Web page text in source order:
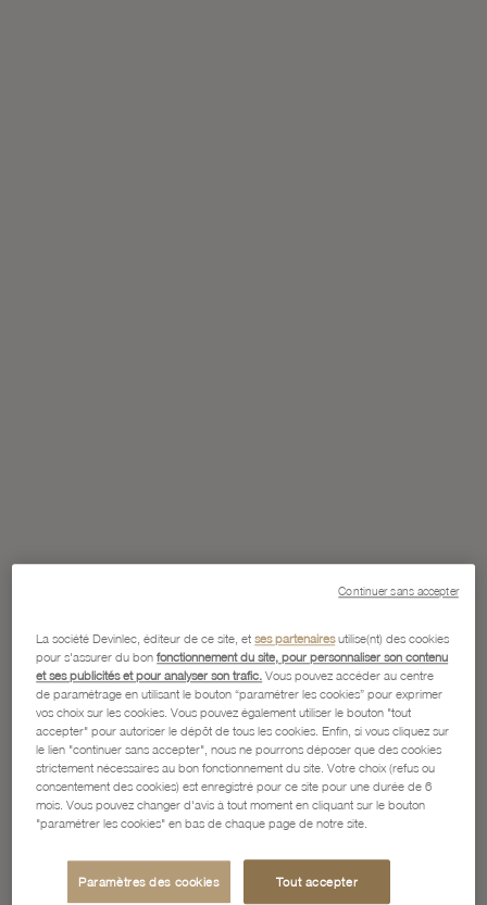
La société Devinlec, éditeur de ce site, etses partenairesutilise(nt) des cookies
pour s'assurer du bonfonctionnement du site, pour personnaliser son contenu
et ses publicités et pour analyser son trafic. Vous pouvez accéder au centre
de paramétrage en utilisant le bouton “paramétrer les cookies” pour exprimer
vos choix sur les cookies. Vous pouvez également utiliser le bouton "tout
accepter" pour autoriser le dépôt de tous les cookies. Enfin, si vous cliquez sur
le lien "continuer sans accepter", nous ne pourrons déposer que des cookies
strictement nécessaires au bon fonctionnement du site. Votre choix (refus ou
consentement des cookies) est enregistré pour ce site pour une durée de 6
mois. Vous pouvez changer d'avis à tout moment en cliquant sur le bouton
"paramétrer les cookies" en bas de chaque page de notre site.
Paramètres des cookies Tout accepter
Continuer sans accepter